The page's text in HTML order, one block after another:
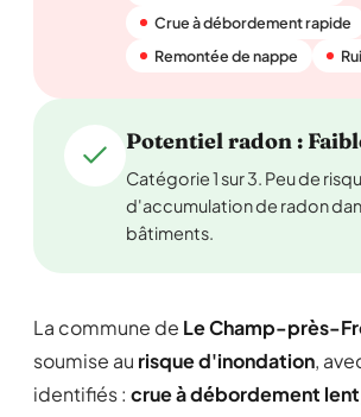
Crue à débordement rapide
Remontée de nappe
Potentiel radon :
Catégorie 1 sur 3. Peu de
d'accumulation de radon
bâtiments.
La commune de Le Champ-près-
soumise au risque d'inondation,
identifiés : crue à débordement